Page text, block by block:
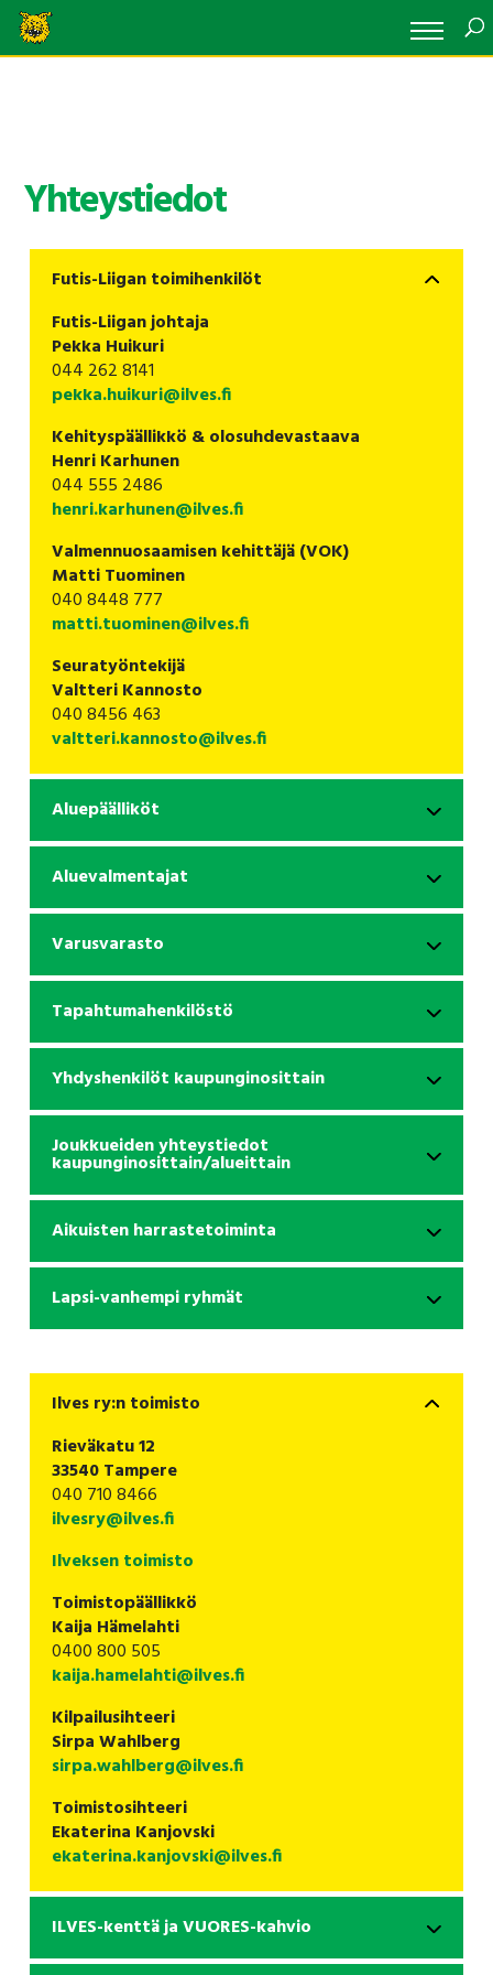
Yhteystiedot
Futis-Liigan toimihenkilöt
Futis-Liigan johtaja
Pekka Huikuri
044 262 8141
pekka.huikuri@ilves.fi
Kehityspäällikkö & olosuhdevastaava
Henri Karhunen
044 555 2486
henri.karhunen@ilves.fi
Valmennuosaamisen kehittäjä (VOK)
Matti Tuominen
040 8448 777
matti.tuominen@ilves.fi
Seuratyöntekijä
Valtteri Kannosto
040 8456 463
valtteri.kannosto@ilves.fi
Aluepäälliköt
Aluevalmentajat
Varusvarasto
Tapahtumahenkilöstö
Yhdyshenkilöt kaupunginosittain
Joukkueiden yhteystiedot
kaupunginosittain/alueittain
Aikuisten harrastetoiminta
Lapsi-vanhempi ryhmät
Ilves ry:n toimisto
Rieväkatu 12
33540 Tampere
040 710 8466
ilvesry@ilves.fi
Ilveksen toimisto
Toimistopäällikkö
Kaija Hämelahti
0400 800 505
kaija.hamelahti@ilves.fi
Kilpailusihteeri
Sirpa Wahlberg
sirpa.wahlberg@ilves.fi
Toimistosihteeri
Ekaterina Kanjovski
ekaterina.kanjovski@ilves.fi
ILVES-kenttä ja VUORES-kahvio